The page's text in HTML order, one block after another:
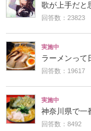
歌が上手だと
回答数：23823
実施中
ラーメンって
回答数：19617
実施中
神奈川県で一
回答数：8492